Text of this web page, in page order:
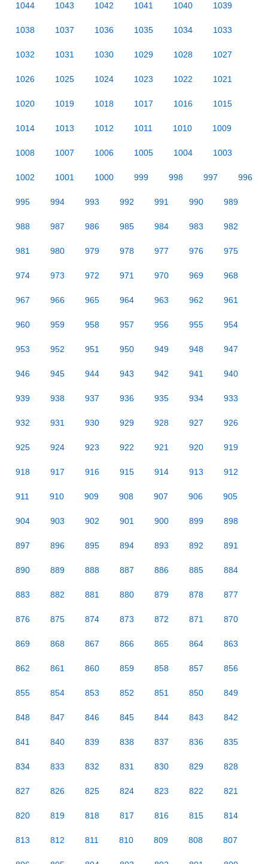
1044 1043 1042 1041 1040 1039
1038 1037 1036 1035 1034 1033
1032 1031 1030 1029 1028 1027
1026 1025 1024 1023 1022 1021
1020 1019 1018 1017 1016 1015
1014 1013 1012 1011 1010 1009
1008 1007 1006 1005 1004 1003
1002 1001 1000 999 998 997 996
995 994 993 992 991 990 989
988 987 986 985 984 983 982
981 980 979 978 977 976 975
974 973 972 971 970 969 968
967 966 965 964 963 962 961
960 959 958 957 956 955 954
953 952 951 950 949 948 947
946 945 944 943 942 941 940
939 938 937 936 935 934 933
932 931 930 929 928 927 926
925 924 923 922 921 920 919
918 917 916 915 914 913 912
911 910 909 908 907 906 905
904 903 902 901 900 899 898
897 896 895 894 893 892 891
890 889 888 887 886 885 884
883 882 881 880 879 878 877
876 875 874 873 872 871 870
869 868 867 866 865 864 863
862 861 860 859 858 857 856
855 854 853 852 851 850 849
848 847 846 845 844 843 842
841 840 839 838 837 836 835
834 833 832 831 830 829 828
827 826 825 824 823 822 821
820 819 818 817 816 815 814
813 812 811 810 809 808 807